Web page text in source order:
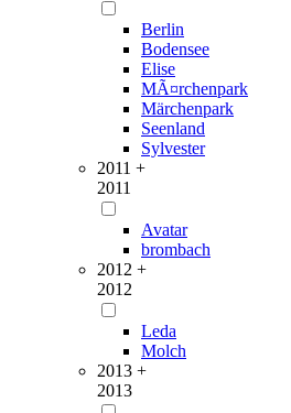
Berlin
Bodensee
Elise
MÃ¤rchenpark
Märchenpark
Seenland
Sylvester
2011 +
2011
Avatar
brombach
2012 +
2012
Leda
Molch
2013 +
2013